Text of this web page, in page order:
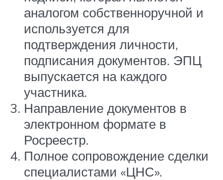
аналогом собственноручной и
используется для
подтверждения личности,
подписания документов. ЭПЦ
выпускается на каждого
участника.
Направление документов в
электронном формате в
Росреестр.
Полное сопровождение сделки
специалистами «ЦНС».